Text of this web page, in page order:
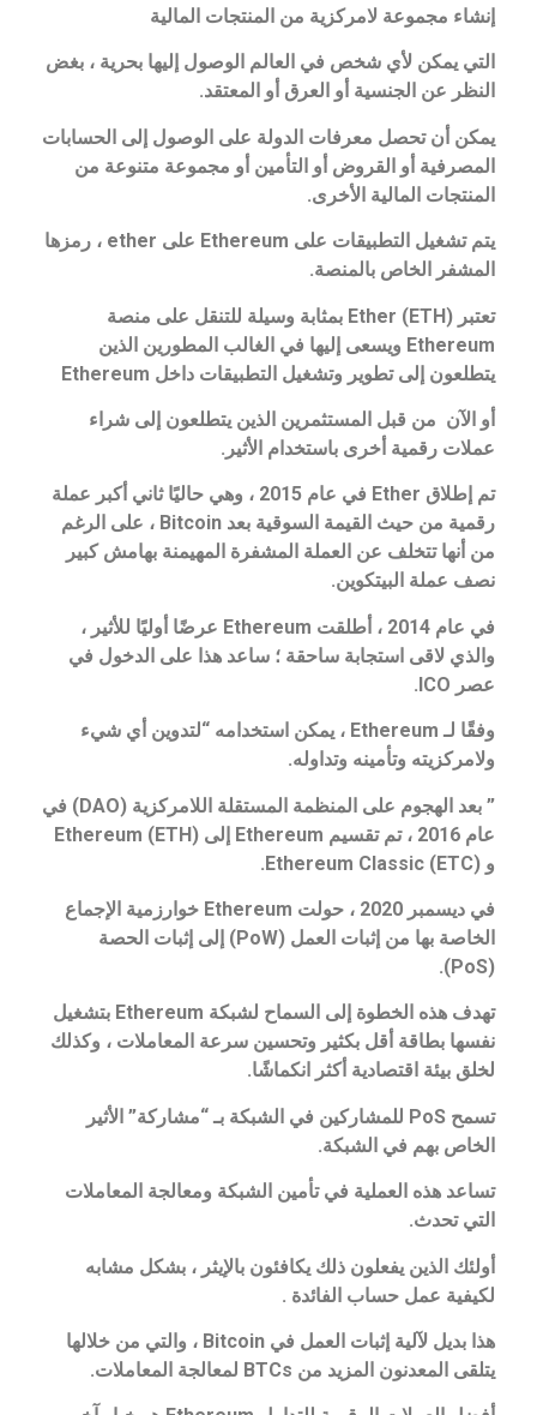
إنشاء مجموعة لامركزية من المنتجات المالية
التي يمكن لأي شخص في العالم الوصول إليها بحرية ، بغض
النظر عن الجنسية أو العرق أو المعتقد.
يمكن أن تحصل معرفات الدولة على الوصول إلى الحسابات
المصرفية أو القروض أو التأمين أو مجموعة متنوعة من
المنتجات المالية الأخرى.
يتم تشغيل التطبيقات على Ethereum على ether ، رمزها
المشفر الخاص بالمنصة.
تعتبر Ether (ETH) بمثابة وسيلة للتنقل على منصة
Ethereum ويسعى إليها في الغالب المطورين الذين
يتطلعون إلى تطوير وتشغيل التطبيقات داخل Ethereum
أو الآن من قبل المستثمرين الذين يتطلعون إلى شراء
عملات رقمية أخرى باستخدام الأثير.
تم إطلاق Ether في عام 2015 ، وهي حاليًا ثاني أكبر عملة
رقمية من حيث القيمة السوقية بعد Bitcoin ، على الرغم
من أنها تتخلف عن العملة المشفرة المهيمنة بهامش كبير
نصف عملة البيتكوين.
في عام 2014 ، أطلقت Ethereum عرضًا أوليًا للأثير ،
والذي لاقى استجابة ساحقة ؛ ساعد هذا على الدخول في
عصر ICO.
وفقًا لـ Ethereum ، يمكن استخدامه “لتدوين أي شيء
ولامركزيته وتأمينه وتداوله.
” بعد الهجوم على المنظمة المستقلة اللامركزية (DAO) في
عام 2016 ، تم تقسيم Ethereum إلى Ethereum (ETH)
و Ethereum Classic (ETC).
في ديسمبر 2020 ، حولت Ethereum خوارزمية الإجماع
الخاصة بها من إثبات العمل (PoW) إلى إثبات الحصة
(PoS).
تهدف هذه الخطوة إلى السماح لشبكة Ethereum بتشغيل
نفسها بطاقة أقل بكثير وتحسين سرعة المعاملات ، وكذلك
لخلق بيئة اقتصادية أكثر انكماشًا.
تسمح PoS للمشاركين في الشبكة بـ “مشاركة” الأثير
الخاص بهم في الشبكة.
تساعد هذه العملية في تأمين الشبكة ومعالجة المعاملات
التي تحدث.
أولئك الذين يفعلون ذلك يكافئون بالإيثر ، بشكل مشابه
لكيفية عمل حساب الفائدة .
هذا بديل لآلية إثبات العمل في Bitcoin ، والتي من خلالها
يتلقى المعدنون المزيد من BTCs لمعالجة المعاملات.